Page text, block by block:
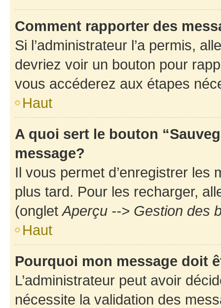
Comment rapporter des
Si l’administrateur l’a permis,
devriez voir un bouton pour
vous accéderez aux étapes
Haut
A quoi sert le bouton
message?
Il vous permet d’enregistrer
plus tard. Pour les recharger,
(ongletAperçu --> Gestion des
Haut
Pourquoi mon message doit
L’administrateur peut avoir
nécessite la validation des